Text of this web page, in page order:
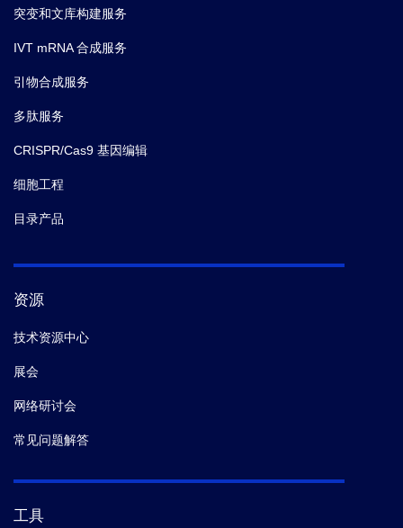
突变和文库构建服务
IVT mRNA 合成服务
引物合成服务
多肽服务
CRISPR/Cas9 基因编辑
细胞工程
目录产品
资源
技术资源中心
展会
网络研讨会
常见问题解答
工具